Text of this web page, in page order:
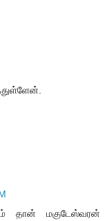
தான் மகுடேஸ்வரன்